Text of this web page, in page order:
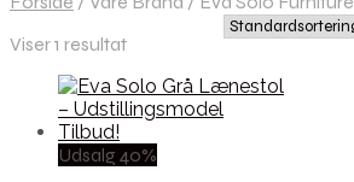
Viser 1 resultat
Udsalg 40%